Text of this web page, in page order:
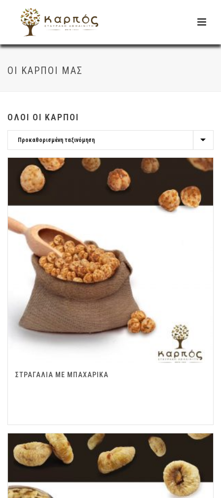
ΟΙ ΚΑΡΠΟΊ ΜΑΣ
ΟΛΟΙ ΟΙ ΚΑΡΠΟΊ
ΣΤΡΑΓΑΛΙΑ ΜΕ ΜΠΑΧΑΡΙΚΑ